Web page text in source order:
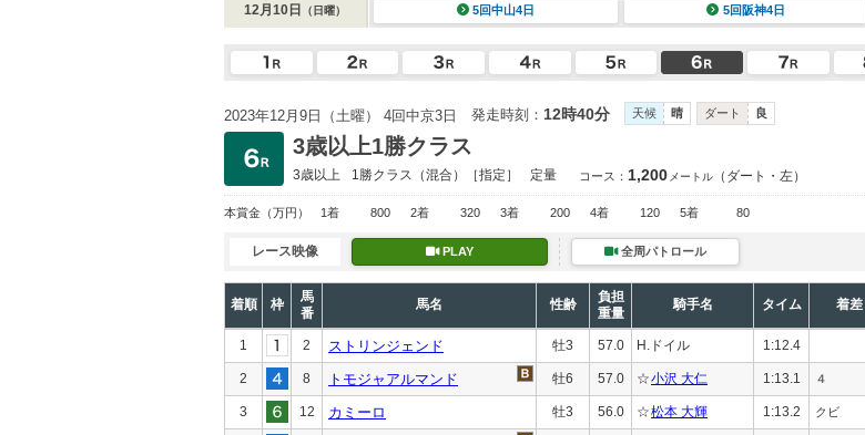
12月10日 （日曜） 5回中山4日 5回阪神4日
2023年12月9日（土曜） 4回中京3日 発走時刻： 12時40分 天候 晴 ダート 良
3歳以上1勝クラス
3歳以上 1勝クラス （混合）［指定］ 定量 コース： 1,200 メートル （ダート・左）
本賞金 （万円） 1着 800 2着 320 3着 200 4着 120 5着 80
レース映像 PLAY 全周パトロール
着順 枠
馬
番
馬名 性齢
負担
重量
騎手名 タイム 着差
1 2 ストリンジェンド 牡3 57.0 H.ドイル 1:12.4
2 8 トモジャアルマンド 牡6 57.0 ☆小沢 大仁 1:13.1 ４
3 12 カミーロ 牡3 56.0 ☆松本 大輝 1:13.2 クビ